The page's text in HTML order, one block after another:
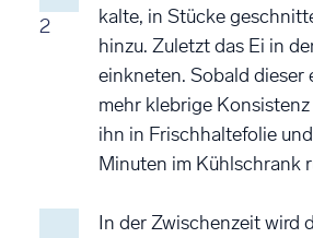
2
kalte, in Stücke
hinzu. Zuletzt das Ei in
einkneten. Sobald dieser
mehr klebrige
ihn in Frischhaltefolie
Minuten im Kühlschrank
In der Zwischenzeit wird